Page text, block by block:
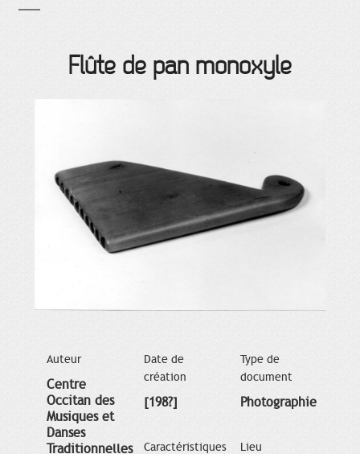
Flûte de pan monoxyle
Auteur
Centre
Occitan des
Musiques et
Danses
Traditionnelles
Date de
création
[198?]
Type de
document
Photographie
Caractéristiques Lieu